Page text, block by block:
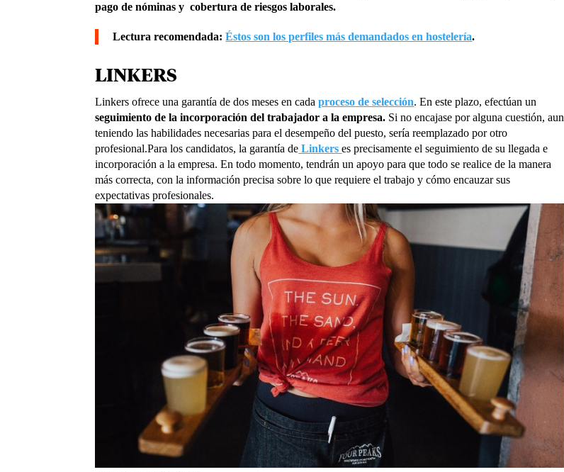
pago de nóminas y cobertura de riesgos laborales.
Lectura recomendada:Éstos son los perfiles más demandados en hostelería.
LINKERS
Linkers ofrece una garantía de dos meses en cadaproceso de selección. En este plazo, efectúan un
seguimiento de la incorporación del trabajador a la empresa. Si no encajase por alguna cuestión, aun
teniendo las habilidades necesarias para el desempeño del puesto, sería reemplazado por otro
profesional.Para los candidatos, la garantía de Linkers es precisamente el seguimiento de su llegada e
incorporación a la empresa. En todo momento, tendrán un apoyo para que todo se realice de la manera
más correcta, con la información precisa sobre lo que requiere el trabajo y cómo encauzar sus
expectativas profesionales.